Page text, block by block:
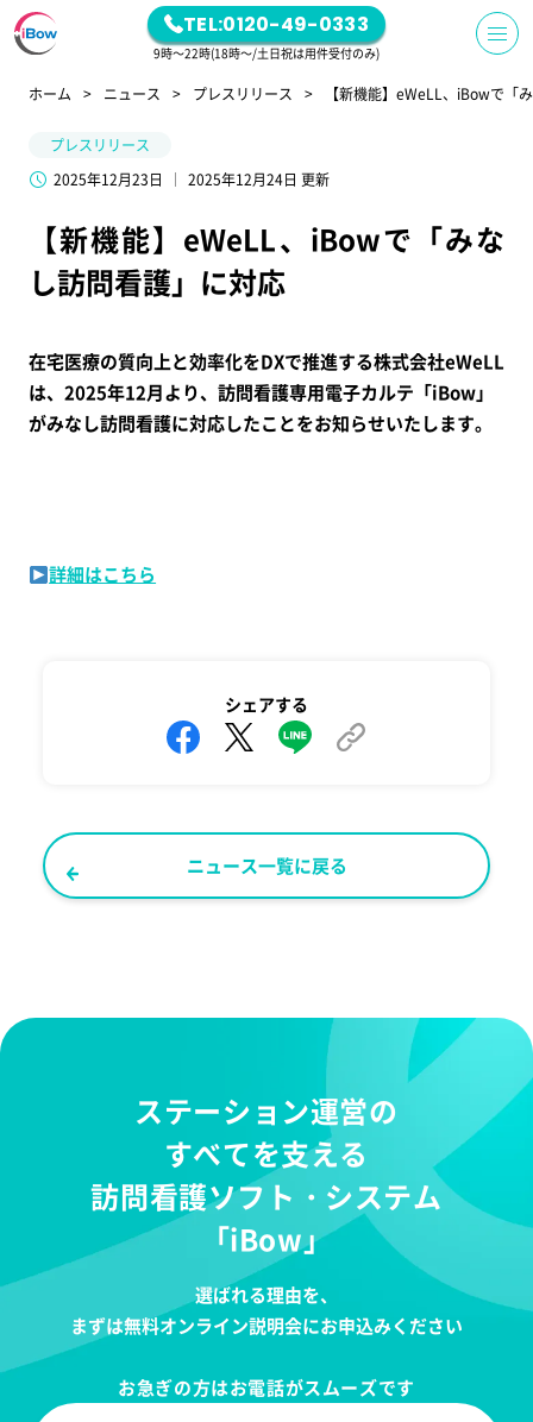
TEL:0120-49-0333
9時～22時(18時～/土日祝は用件受付のみ)
ホーム ニュース プレスリリース 【新機能】eWeLL、iBowで「
プレスリリース
2025年12月23日
2025年12月24日 更新
【新機能】eWeLL、iBowで「みな
し訪問看護」に対応
在宅医療の質向上と効率化をDXで推進する株式会社eWeLL
は、2025年12月より、訪問看護専用電子カルテ「iBow」
がみなし訪問看護に対応したことをお知らせいたします。
詳細はこちら
シェアする
ニュース一覧に戻る
ステーション運営の
すべてを支える
訪問看護ソフト・システム
「iBow」
選ばれる理由を、
まずは無料オンライン説明会にお申込みください
お急ぎの方はお電話がスムーズです